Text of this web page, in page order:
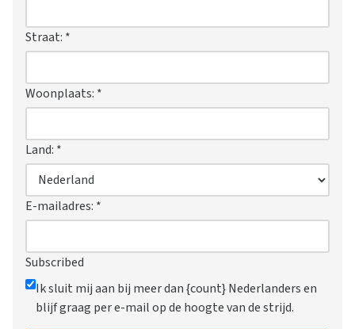
Straat: *
Woonplaats: *
Land: *
E-mailadres: *
Subscribed
Ik sluit mij aan bij meer dan {count} Nederlanders en
blijf graag per e-mail op de hoogte van de strijd.